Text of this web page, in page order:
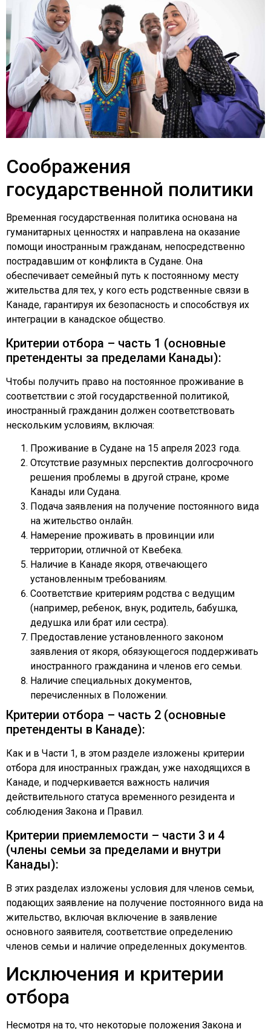
Соображения
государственной политики
Временная государственная политика основана на
гуманитарных ценностях и направлена на оказание
помощи иностранным гражданам, непосредственно
пострадавшим от конфликта в Судане. Она
обеспечивает семейный путь к постоянному месту
жительства для тех, у кого есть родственные связи в
Канаде, гарантируя их безопасность и способствуя их
интеграции в канадское общество.
Критерии отбора – часть 1 (основные
претенденты за пределами Канады):
Чтобы получить право на постоянное проживание в
соответствии с этой государственной политикой,
иностранный гражданин должен соответствовать
нескольким условиям, включая:
Проживание в Судане на 15 апреля 2023 года.
Отсутствие разумных перспектив долгосрочного
решения проблемы в другой стране, кроме
Канады или Судана.
Подача заявления на получение постоянного вида
на жительство онлайн.
Намерение проживать в провинции или
территории, отличной от Квебека.
Наличие в Канаде якоря, отвечающего
установленным требованиям.
Соответствие критериям родства с ведущим
(например, ребенок, внук, родитель, бабушка,
дедушка или брат или сестра).
Предоставление установленного законом
заявления от якоря, обязующегося поддерживать
иностранного гражданина и членов его семьи.
Наличие специальных документов,
перечисленных в Положении.
Критерии отбора – часть 2 (основные
претенденты в Канаде):
Как и в Части 1, в этом разделе изложены критерии
отбора для иностранных граждан, уже находящихся в
Канаде, и подчеркивается важность наличия
действительного статуса временного резидента и
соблюдения Закона и Правил.
Критерии приемлемости – части 3 и 4
(члены семьи за пределами и внутри
Канады):
В этих разделах изложены условия для членов семьи,
подающих заявление на получение постоянного вида на
жительство, включая включение в заявление
основного заявителя, соответствие определению
членов семьи и наличие определенных документов.
Исключения и критерии
отбора
Несмотря на то, что некоторые положения Закона и